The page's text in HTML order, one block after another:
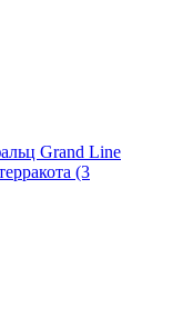
Grand Line
(3